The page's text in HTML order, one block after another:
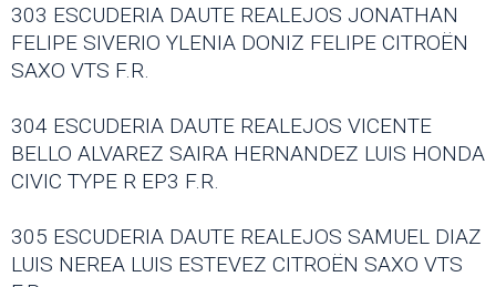
303 ESCUDERIA DAUTE REALEJOS JONATHAN
FELIPE SIVERIO YLENIA DONIZ FELIPE CITROËN
SAXO VTS F.R.
304 ESCUDERIA DAUTE REALEJOS VICENTE
BELLO ALVAREZ SAIRA HERNANDEZ LUIS HONDA
CIVIC TYPE R EP3 F.R.
305 ESCUDERIA DAUTE REALEJOS SAMUEL DIAZ
LUIS NEREA LUIS ESTEVEZ CITROËN SAXO VTS